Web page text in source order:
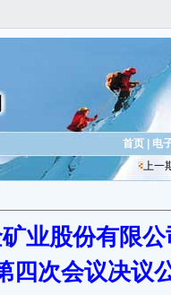
首页 电
上一
业股份有限公
四次会议决议